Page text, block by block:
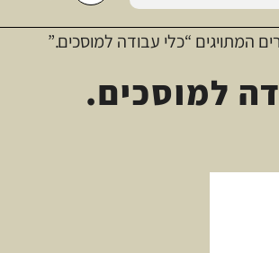
המתויגים “כלי עבודה למוסכים.”
למוסכים.